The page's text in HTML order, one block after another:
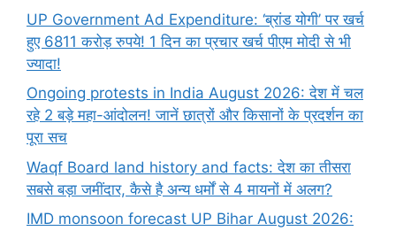
UP Government Ad Expenditure: ‘ब्रांड योगी’ पर खर्च
हुए 6811 करोड़ रुपये! 1 दिन का प्रचार खर्च पीएम मोदी से भी
ज्यादा!
Ongoing protests in India August 2026: देश में चल
रहे 2 बड़े महा-आंदोलन! जानें छात्रों और किसानों के प्रदर्शन का
पूरा सच
Waqf Board land history and facts: देश का तीसरा
सबसे बड़ा जमींदार, कैसे है अन्य धर्मों से 4 मायनों में अलग?
IMD monsoon forecast UP Bihar August 2026: